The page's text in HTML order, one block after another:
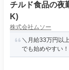
チルド食品の夜
K)
株式会社ムソー
＼月給33万円以
でも始めやすい